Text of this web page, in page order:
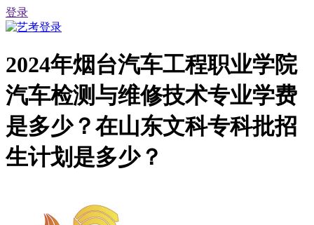
登录
2024年烟台汽车工程职业学院
汽车检测与维修技术专业学费
是多少？在山东文科专科批招
生计划是多少？